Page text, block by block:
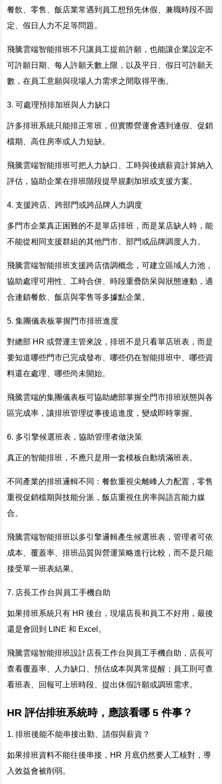
餐飲、零售、飯店業常遇到員工想預先休假、兼職時段不固
定、假日人力不足等問題。
飛騰雲端智能排班不只讓員工提前許願，也能讓企業設定不
可許願日期、每人許願天數上限，以及平日、假日可許願天
數，在員工意願與現場人力需求之間取得平衡。
3. 可處理預排加班與人力缺口
許多排班系統只能排正常班，但實際營運會遇到連假、促銷
檔期、高住房率或人力短缺。
飛騰雲端智能排班可把人力缺口、工時與後續薪資計算納入
評估，協助企業在排班階段提早規劃加班或支援方案。
4. 支援跨店、跨部門或跨品牌人力調度
多門市企業真正困難的不是單店排班，而是某店缺人時，能
不能從相同支援群組的其他門市、部門或品牌調度人力。
飛騰雲端智能排班支援跨店借調概念，可建立區域人力池，
協助處理可用性、工時合併、時段重疊防呆與狀態連動，適
合連鎖餐飲、飯店與零售等多據點企業。
5. 集團儀表板掌握門市排班進度
對總部 HR 或營運主管來說，排班不是只看單店班表，而是
要知道哪些門市已完成發布、哪些仍在智能排班中、哪些資
料還在處理、哪些尚未開始。
飛騰雲端的集團儀表板可協助總部掌握全門市排班狀態與各
區完成率，讓排班管理從事後追進度，變成即時掌握。
6. 多引擎候選班表，協助管理者做決策
真正的智能排班，不應只是用一套模板自動填滿班表。
不同產業的排班邏輯不同：餐飲重視尖離峰人力配置，零售
重視促銷檔期與技能分派，飯店重視住房率與語言能力媒
合。
飛騰雲端智能排班以多引擎邏輯產生候選班表，管理者可依
成本、覆蓋率、排班品質與營運策略進行比較，而不是只能
接受單一班表結果。
7. 店長工作台與員工手機自助
如果排班系統只有 HR 後台，現場店長和員工不好用，最後
還是會回到 LINE 和 Excel。
飛騰雲端智能排班設計店長工作台與員工手機自助，店長可
查看覆蓋率、人力缺口、預估成本與異常提醒；員工則可查
看班表、回報可上班時段、提出休假許願或調班需求。
HR 評估排班系統時，應該看哪 5 件事？
1. 排班後能不能串接出勤、請假與薪資？
如果排班資料不能往後串接，HR 月底仍然要人工核對，導
入效益會被削弱。